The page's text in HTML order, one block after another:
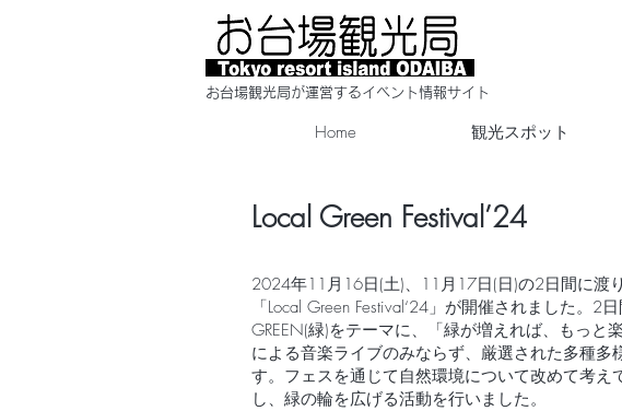
​お台場観光局が運営するイベント情報サイト
Home 観光スポット
Local Green Festival’24
2024年11月16日(土)、11月17日(日)の2日間に渡
「Local Green Festival‘24」が開催されました。
GREEN(緑)をテーマに、「緑が増えれば、もっ
による音楽ライブのみならず、厳選された多種
す。フェスを通じて自然環境について改めて考
し、緑の輪を広げる活動を行いました。